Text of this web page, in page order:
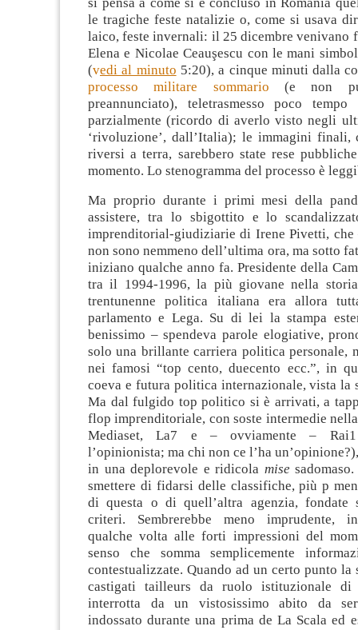
si pensa a come si è concluso in Romania
le tragiche feste natalizie o, come si usava
laico, feste invernali: il 25 dicembre venivano
Elena e Nicolae Ceauşescu con le mani
(vedi al minuto 5:20), a cinque minuti dalla
processo militare sommario (e non
preannunciato), teletrasmesso poco
parzialmente (ricordo di averlo visto negli
‘rivoluzione’, dall’Italia); le immagini
riversi a terra, sarebbero state rese
momento. Lo stenogramma del processo è
Ma proprio durante i primi mesi della
assistere, tra lo sbigottito e lo
imprenditorial-giudiziarie di Irene Pivetti, che
non sono nemmeno dell’ultima ora, ma sotto
iniziano qualche anno fa. Presidente della
tra il 1994-1996, la più giovane nella
trentunenne politica italiana era allora
parlamento e Lega. Su di lei la stampa
benissimo – spendeva parole elogiative,
solo una brillante carriera politica personale,
nei famosi “top cento, duecento ecc.”, in
coeva e futura politica internazionale, vista la
Ma dal fulgido top politico si è arrivati, a
flop imprenditoriale, con soste intermedie
Mediaset, La7 e – ovviamente –
l’opinionista; ma chi non ce l’ha
in una deplorevole e ridicola mise
smettere di fidarsi delle classifiche, più p
di questa o di quell’altra agenzia, fondate
criteri. Sembrerebbe meno imprudente,
qualche volta alle forti impressioni del
senso che somma semplicemente
contestualizzate. Quando ad un certo punto la
castigati tailleurs da ruolo istituzionale
interrotta da un vistosissimo abito da
indossato durante una prima de La Scala ed